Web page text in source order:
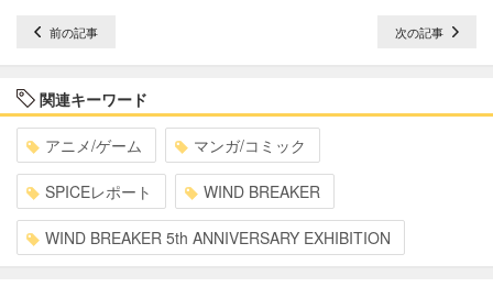
前の記事 次の記事
関連キーワード
アニメ/ゲーム マンガ/コミック
SPICEレポート WIND BREAKER
WIND BREAKER 5th ANNIVERSARY EXHIBITION